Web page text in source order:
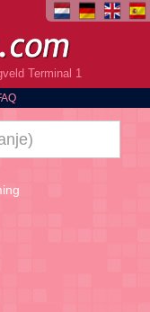
Terminal 1